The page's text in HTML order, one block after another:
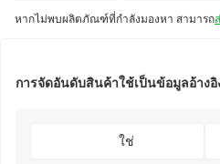
หากไม่พบผลิตภัณฑ์ที่กำลังมองหา สามารถ
การจัดอันดับสินค้าใช้เป็นข้อมูลอ้างอิ
ใช่